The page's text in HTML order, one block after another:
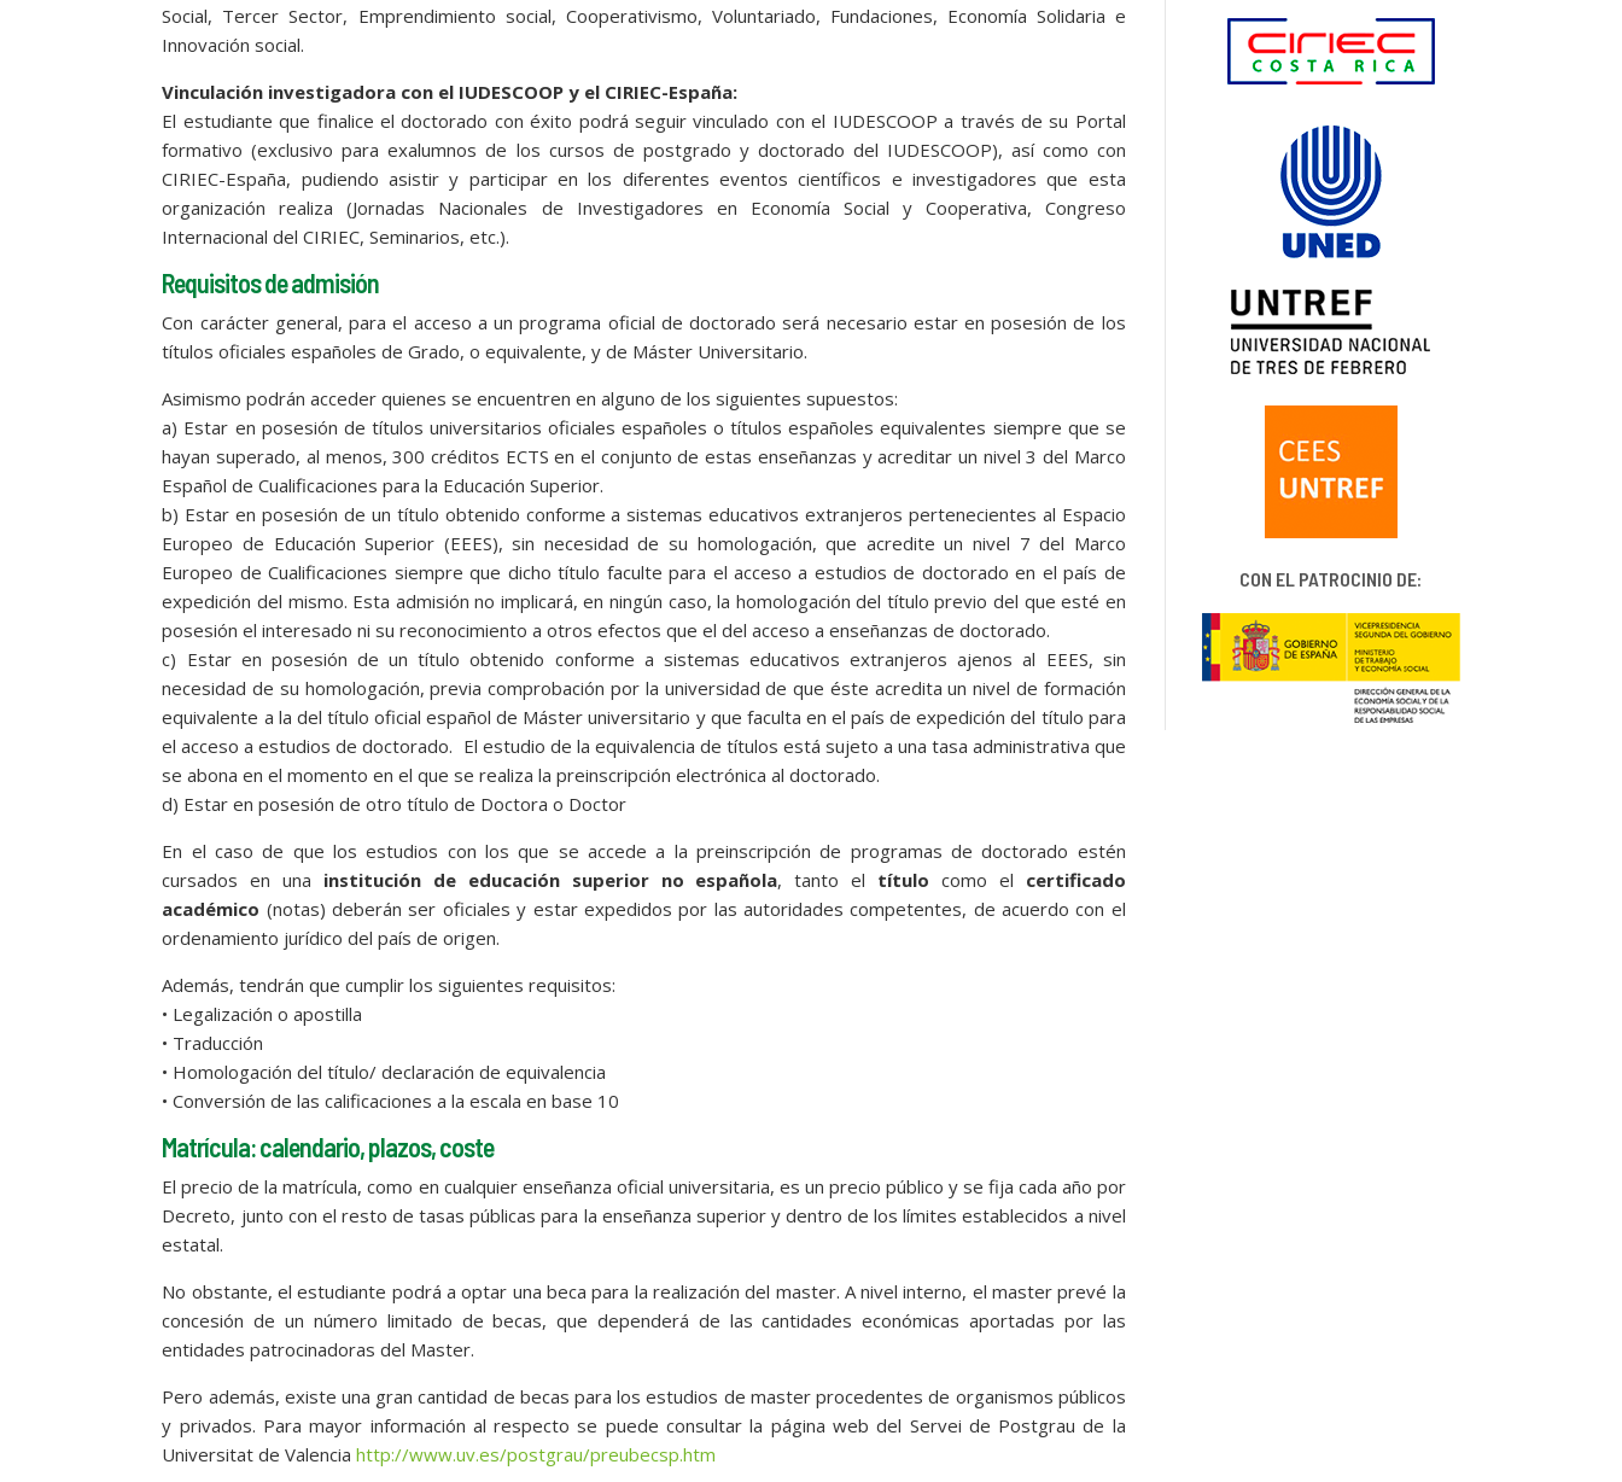
Social, Tercer Sector, Emprendimiento social, Cooperativismo, Voluntariado, Fundaciones, Economía Solidaria e
Innovación social.
Vinculación investigadora con el IUDESCOOP y el CIRIEC-España:
El estudiante que finalice el doctorado con éxito podrá seguir vinculado con el IUDESCOOP a través de su Portal
formativo (exclusivo para exalumnos de los cursos de postgrado y doctorado del IUDESCOOP), así como con
CIRIEC-España, pudiendo asistir y participar en los diferentes eventos científicos e investigadores que esta
organización realiza (Jornadas Nacionales de Investigadores en Economía Social y Cooperativa, Congreso
Internacional del CIRIEC, Seminarios, etc.).
Requisitos de admisión
Con carácter general, para el acceso a un programa oficial de doctorado será necesario estar en posesión de los
títulos oficiales españoles de Grado, o equivalente, y de Máster Universitario.
Asimismo podrán acceder quienes se encuentren en alguno de los siguientes supuestos:
a) Estar en posesión de títulos universitarios oficiales españoles o títulos españoles equivalentes siempre que se
hayan superado, al menos, 300 créditos ECTS en el conjunto de estas enseñanzas y acreditar un nivel 3 del Marco
Español de Cualificaciones para la Educación Superior.
b) Estar en posesión de un título obtenido conforme a sistemas educativos extranjeros pertenecientes al Espacio
Europeo de Educación Superior (EEES), sin necesidad de su homologación, que acredite un nivel 7 del Marco
Europeo de Cualificaciones siempre que dicho título faculte para el acceso a estudios de doctorado en el país de
expedición del mismo. Esta admisión no implicará, en ningún caso, la homologación del título previo del que esté en
posesión el interesado ni su reconocimiento a otros efectos que el del acceso a enseñanzas de doctorado.
c) Estar en posesión de un título obtenido conforme a sistemas educativos extranjeros ajenos al EEES, sin
necesidad de su homologación, previa comprobación por la universidad de que éste acredita un nivel de formación
equivalente a la del título oficial español de Máster universitario y que faculta en el país de expedición del título para
el acceso a estudios de doctorado. El estudio de la equivalencia de títulos está sujeto a una tasa administrativa que
se abona en el momento en el que se realiza la preinscripción electrónica al doctorado.
d) Estar en posesión de otro título de Doctora o Doctor
En el caso de que los estudios con los que se accede a la preinscripción de programas de doctorado estén
cursados en una institución de educación superior no española, tanto el título como el certificado
académico (notas) deberán ser oficiales y estar expedidos por las autoridades competentes, de acuerdo con el
ordenamiento jurídico del país de origen.
Además, tendrán que cumplir los siguientes requisitos:
• Legalización o apostilla
• Traducción
• Homologación del título/ declaración de equivalencia
• Conversión de las calificaciones a la escala en base 10
Matrícula: calendario, plazos, coste
El precio de la matrícula, como en cualquier enseñanza oficial universitaria, es un precio público y se fija cada año por
Decreto, junto con el resto de tasas públicas para la enseñanza superior y dentro de los límites establecidos a nivel
estatal.
No obstante, el estudiante podrá a optar una beca para la realización del master. A nivel interno, el master prevé la
concesión de un número limitado de becas, que dependerá de las cantidades económicas aportadas por las
entidades patrocinadoras del Master.
Pero además, existe una gran cantidad de becas para los estudios de master procedentes de organismos públicos
y privados. Para mayor información al respecto se puede consultar la página web del Servei de Postgrau de la
Universitat de Valenciahttp://www.uv.es/postgrau/preubecsp.htm
CON EL PATROCINIO DE: